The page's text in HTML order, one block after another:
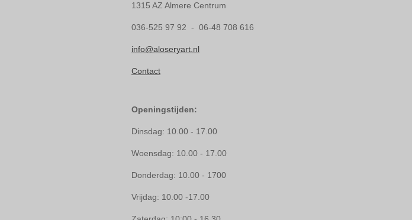
1315 AZ Almere Centrum
036-525 97 92 - 06-48 708 616
info@aloseryart.nl
Contact
Openingstijden:
Dinsdag: 10.00 - 17.00
Woensdag: 10.00 - 17.00
Donderdag: 10.00 - 1700
Vrijdag: 10.00 -17.00